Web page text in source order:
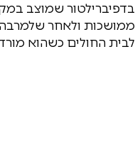
בדפיברילטור שמוצב
ממושכות ולאחר שלמרבה
לבית החולים כשהוא